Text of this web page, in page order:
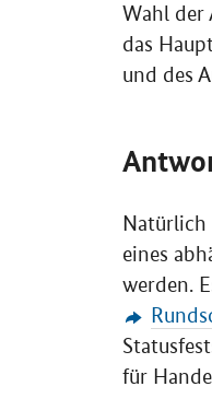
Wahl der
das
und des
Natürlich
eines
werden.
für